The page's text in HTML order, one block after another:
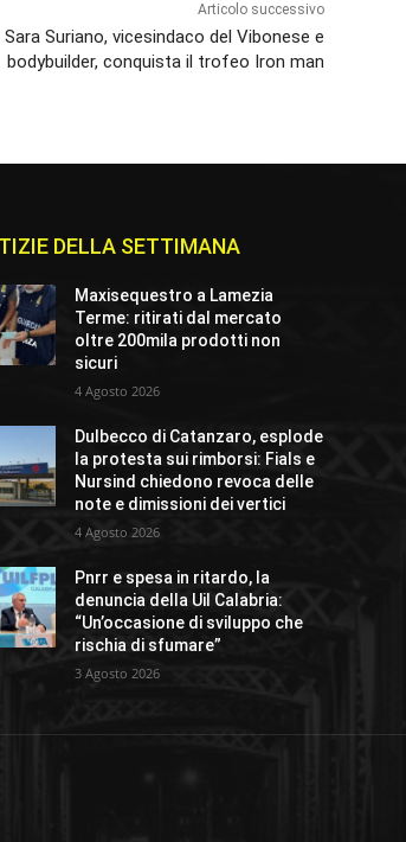
Articolo successivo
Sara Suriano, vicesindaco del Vibonese e
bodybuilder, conquista il trofeo Iron man
DELLA SETTIMANA
Maxisequestro a Lamezia
Terme: ritirati dal mercato
oltre 200mila prodotti non
sicuri
4 Agosto 2026
Dulbecco di Catanzaro, esplode
la protesta sui rimborsi: Fials e
Nursind chiedono revoca delle
note e dimissioni dei vertici
4 Agosto 2026
Pnrr e spesa in ritardo, la
denuncia della Uil Calabria:
“Un’occasione di sviluppo che
rischia di sfumare”
3 Agosto 2026